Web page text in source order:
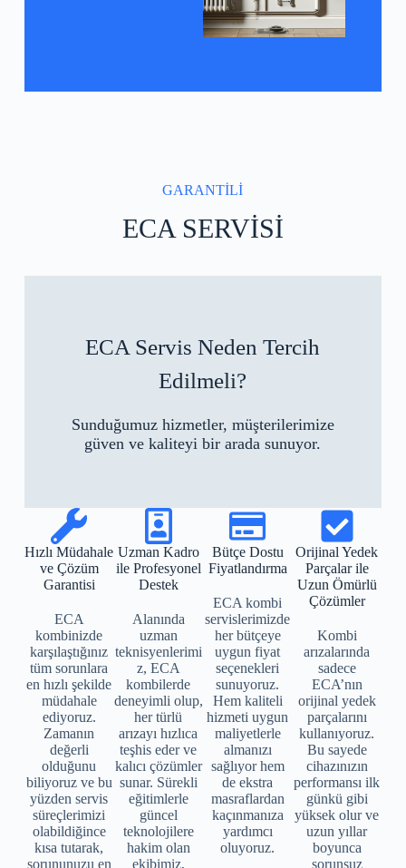
GARANTİLİ
ECA SERVİSİ
ECA Servis Neden Tercih
Edilmeli?
Sunduğumuz hizmetler, müşterilerimize
güven ve kaliteyi bir arada sunuyor.
Hızlı Müdahale
ve Çözüm
Garantisi
ECA
kombinizde
karşılaştığınız
tüm sorunlara
en hızlı şekilde
müdahale
ediyoruz.
Zamanın
değerli
olduğunu
biliyoruz ve bu
yüzden servis
süreçlerimizi
olabildiğince
kısa tutarak,
sorununuzu en
Uzman Kadro
ile Profesyonel
Destek
Alanında
uzman
teknisyenlerimi
z, ECA
kombilerde
deneyimli olup,
her türlü
arızayı hızlıca
teşhis eder ve
kalıcı çözümler
sunar. Sürekli
eğitimlerle
güncel
teknolojilere
hakim olan
ekibimiz,
Bütçe Dostu
Fiyatlandırma
ECA kombi
servislerimizde
her bütçeye
uygun fiyat
seçenekleri
sunuyoruz.
Hem kaliteli
hizmeti uygun
maliyetlerle
almanızı
sağlıyor hem
de ekstra
masraflardan
kaçınmanıza
yardımcı
oluyoruz.
Orijinal Yedek
Parçalar ile
Uzun Ömürlü
Çözümler
Kombi
arızalarında
sadece
ECA’nın
orijinal yedek
parçalarını
kullanıyoruz.
Bu sayede
cihazınızın
performansı ilk
günkü gibi
yüksek olur ve
uzun yıllar
boyunca
sorunsuz